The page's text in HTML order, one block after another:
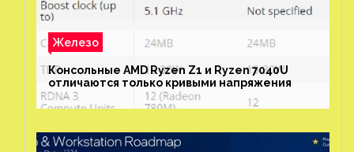
Железо
Консольные AMD Ryzen Z1 и Ryzen 7040U
отличаются только кривыми напряжения